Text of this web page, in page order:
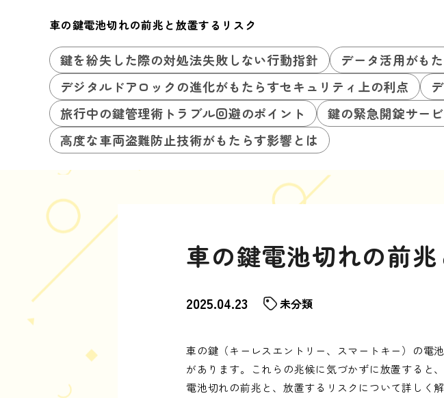
車の鍵電池切れの前兆と放置するリスク
鍵を紛失した際の対処法失敗しない行動指針
データ活用がも
デジタルドアロックの進化がもたらすセキュリティ上の利点
旅行中の鍵管理術トラブル回避のポイント
鍵の緊急開錠サー
高度な車両盗難防止技術がもたらす影響とは
車の鍵電池切れの前
2025.04.23 未分類
車の鍵（キーレスエントリー、スマートキー）の電
があります。これらの兆候に気づかずに放置すると
電池切れの前兆と、放置するリスクについて詳しく